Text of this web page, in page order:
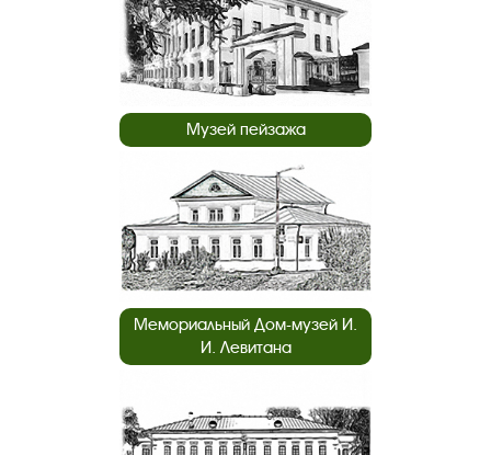
Музей пейзажа
Мемориальный Дом-музей И.
И. Левитана